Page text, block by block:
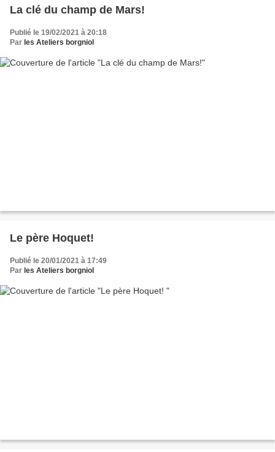
La clé du champ de Mars!
Publié le 19/02/2021 à 20:18
Par les Ateliers borgniol
Le père Hoquet!
Publié le 20/01/2021 à 17:49
Par les Ateliers borgniol